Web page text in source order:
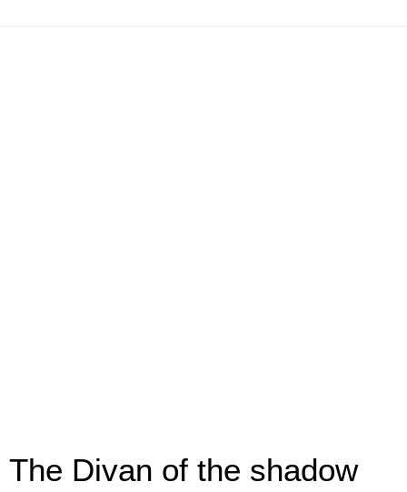
The Divan of the shadow